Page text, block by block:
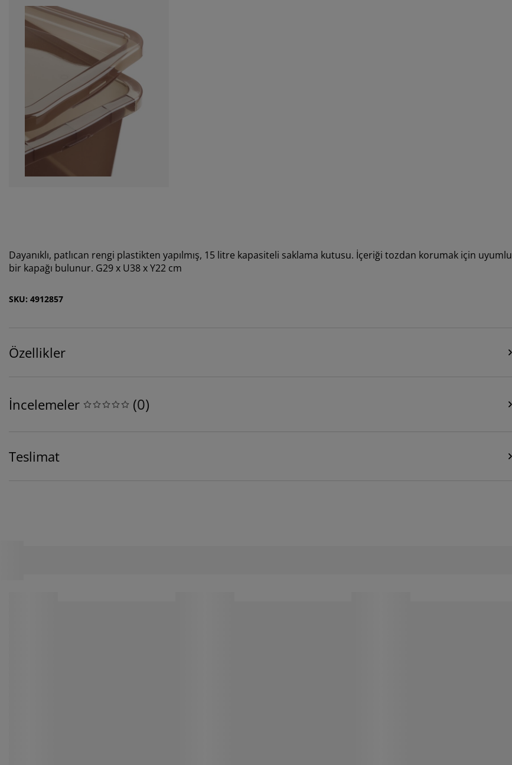
Dayanıklı, patlıcan rengi plastikten yapılmış, 15 litre kapasiteli saklama kutusu. İçeriği tozdan korumak için uyumlu
bir kapağı bulunur. G29 x U38 x Y22 cm
SKU: 4912857
Özellikler
İncelemeler (0)
Teslimat